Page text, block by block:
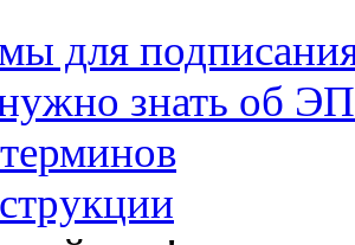
для
знать об ЭП